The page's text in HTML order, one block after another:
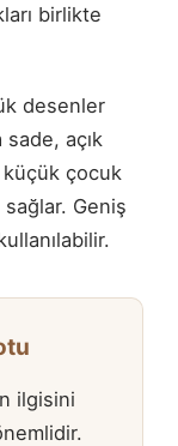
birlikte
desenler
açık
çocuk
Geniş
ilgisini